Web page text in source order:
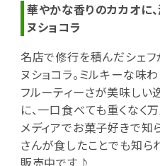
華やかな香りのカカオに
ヌショコラ
名店で修行を積んだシェ
ヌショコラ。ミルキーな味
フルーティーさが美味しい
に、一口食べても重くな
メディアでお菓子好きで知
さんが食したことでも知